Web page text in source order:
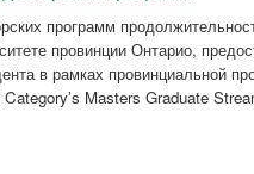
программ
провинции Онтарио,
в рамках провинциальной
Masters Graduate